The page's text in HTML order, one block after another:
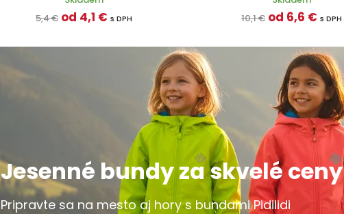
5,4 € od 4,1 € s DPH
10,1 € od 6,6 € s DPH
Jesenné bundy za skvelé ceny
Pripravte sa na mesto aj hory s bundami Pidilidi